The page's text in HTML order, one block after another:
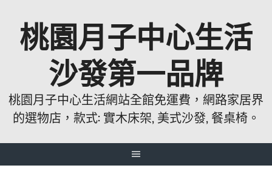
桃園月子中心生活
沙發第一品牌
桃園月子中心生活網站全館免運費，網路家居界
的選物店，款式: 實木床架, 美式沙發, 餐桌椅。